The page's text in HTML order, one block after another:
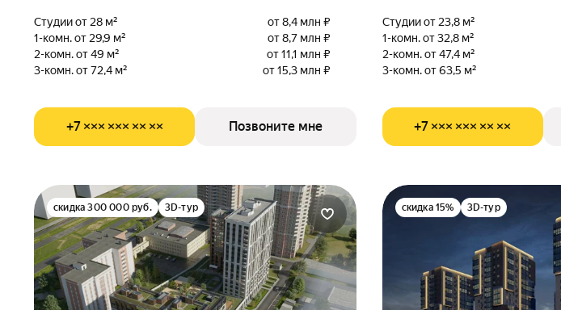
Студии от 28 м²
от 8,4 млн ₽
1-комн. от 29,9 м²
от 8,7 млн ₽
2-комн. от 49 м²
от 11,1 млн ₽
3-комн. от 72,4 м²
от 15,3 млн ₽
+7 ××× ××× ×× ×× Позвоните мне
Студии от 23,8 м²
1-комн. от 32,8 м²
2-комн. от 47,4 м²
3-комн. от 63,5 м²
+7 ××× ××× ×× ××
скидка 300 000 руб. 3D-тур скидка 15% 3D-тур